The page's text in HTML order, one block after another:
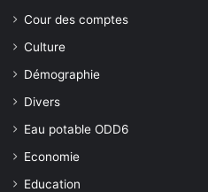
Cour des comptes
Culture
Démographie
Divers
Eau potable ODD6
Economie
Education